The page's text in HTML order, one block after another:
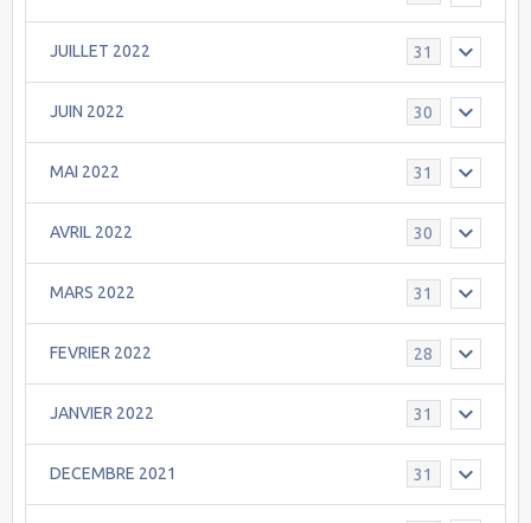
JUILLET 2022 31
JUIN 2022 30
MAI 2022 31
AVRIL 2022 30
MARS 2022 31
FEVRIER 2022 28
JANVIER 2022 31
DECEMBRE 2021 31